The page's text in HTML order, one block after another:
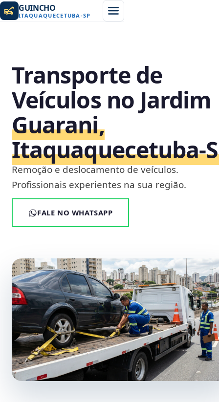
GUINCHO
ITAQUAQUECETUBA -SP
Transporte de
Veículos no Jardim
Guarani,
Remoção e deslocamento de veículos.
Profissionais experientes na sua região.
FALE NO WHATSAPP